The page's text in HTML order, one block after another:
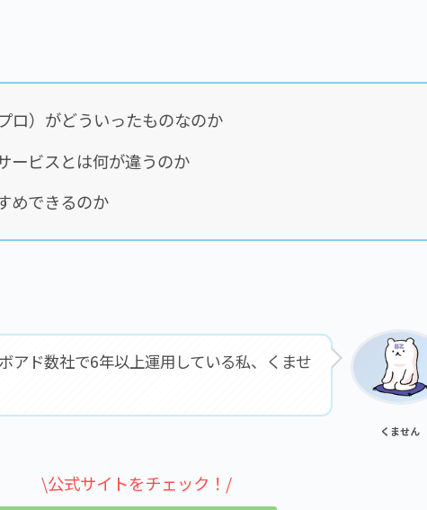
ロ）がどういったものなのか
ービスとは何が違うのか
めできるのか
アド数社で6年以上運用している私、くませ
くません
\公式サイトをチェック！/